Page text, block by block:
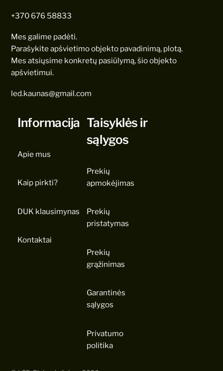
+370 676 58833
Mes galime padėti.
Parašykite apšvietimo objekto pavadinimą, plotą.
Mes atsiųsime konkretų pasiūlymą, šio objekto
apšvietimui.
led.kaunas@gmail.com
Informacija
Apie mus
Kaip pirkti?
DUK klausimynas
Kontaktai
Taisyklės ir
sąlygos
Prekių
apmokėjimas
Prekių
pristatymas
Prekių
grąžinimas
Garantinės
sąlygos
Privatumo
politika